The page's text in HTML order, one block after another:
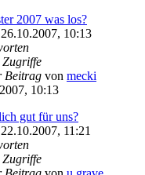
2007 was los?
10:13
Zugriffe
Beitrag von mecki
10:13
gut für uns?
11:21
Zugriffe